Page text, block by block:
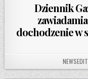
Dziennik
dochodzenie w
AUTHOR:
NEWSEDIT